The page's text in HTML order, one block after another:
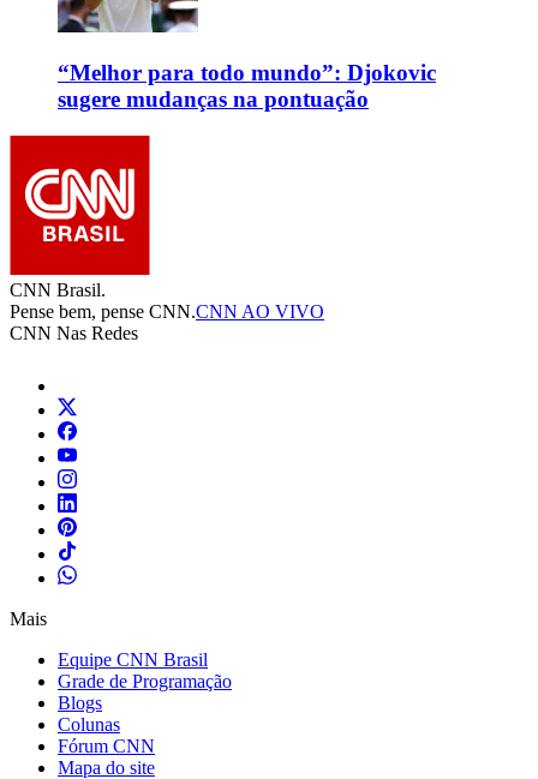
“Melhor para todo mundo”: Djokovic
sugere mudanças na pontuação
CNN Brasil.
Pense bem, pense CNN.CNN AO VIVO
CNN Nas Redes
Mais
Equipe CNN Brasil
Grade de Programação
Blogs
Colunas
Fórum CNN
Mapa do site